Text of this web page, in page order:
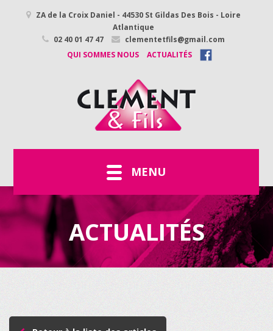
ZA de la Croix Daniel - 44530 St Gildas Des Bois - Loire
Atlantique
02 40 01 47 47
clementetfils@gmail.com
QUI SOMMES NOUS
ACTUALITÉS
MENU
ACTUALITÉS